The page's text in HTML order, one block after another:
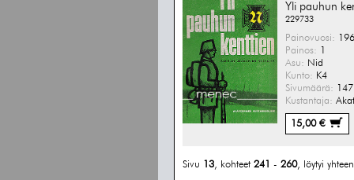
Yli pauhun
229733
Painovuosi:
Painos: 1
Asu: Nid
Kunto: K4
Sivumäärä:
Kustantaja:
15,00 €
Sivu 13, kohteet 241 - 260, löytyi